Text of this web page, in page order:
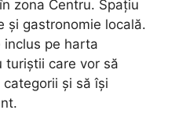
zona Centru. Spațiu
și gastronomie locală.
pe harta
turiștii care vor să
și să își